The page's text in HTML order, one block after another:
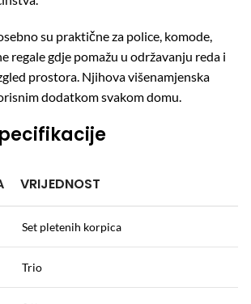
su praktične za police, komode,
regale gdje pomažu u održavanju reda i
prostora. Njihova višenamjenska
dodatkom svakom domu.
VRIJEDNOST
Set pletenih korpica
Trio